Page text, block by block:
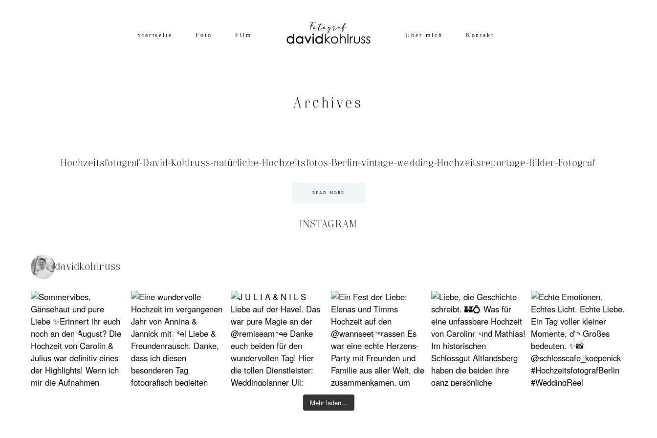
Startseite Foto Film Über mich Kontakt
Archives
Hochzeitsfotograf-David-Kohlruss-natürliche-Hochzeitsfotos-Berlin-vintage-wedding-Hochzeitsreportage-Bilder-Fotograf
READ MORE
INSTAGRAM
davidkohlruss
Mehr laden…